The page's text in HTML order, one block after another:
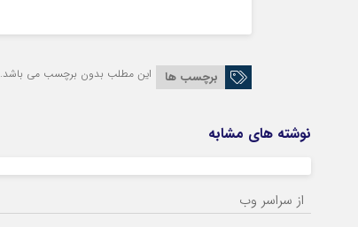
برچسب ها این مطلب بدون برچسب می باشد.
نوشته های مشابه
از سراسر وب